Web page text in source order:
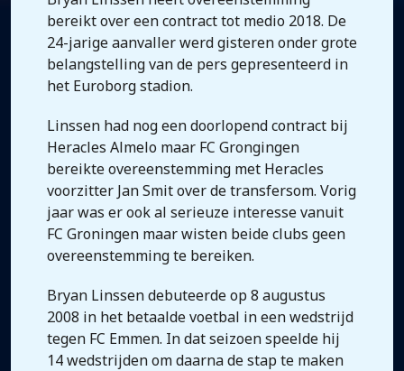
bereikt over een contract tot medio 2018. De
24-jarige aanvaller werd gisteren onder grote
belangstelling van de pers gepresenteerd in
het Euroborg stadion.
Linssen had nog een doorlopend contract bij
Heracles Almelo maar FC Grongingen
bereikte overeenstemming met Heracles
voorzitter Jan Smit over de transfersom. Vorig
jaar was er ook al serieuze interesse vanuit
FC Groningen maar wisten beide clubs geen
overeenstemming te bereiken.
Bryan Linssen debuteerde op 8 augustus
2008 in het betaalde voetbal in een wedstrijd
tegen FC Emmen. In dat seizoen speelde hij
14 wedstrijden om daarna de stap te maken